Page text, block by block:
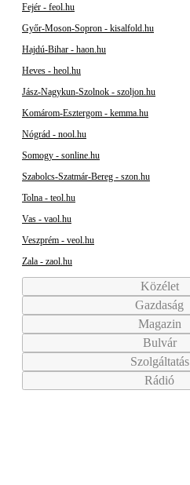
Fejér - feol.hu
Győr-Moson-Sopron - kisalfold.hu
Hajdú-Bihar - haon.hu
Heves - heol.hu
Jász-Nagykun-Szolnok - szoljon.hu
Komárom-Esztergom - kemma.hu
Nógrád - nool.hu
Somogy - sonline.hu
Szabolcs-Szatmár-Bereg - szon.hu
Tolna - teol.hu
Vas - vaol.hu
Veszprém - veol.hu
Zala - zaol.hu
Közélet
Gazdaság
Magazin
Bulvár
Szolgáltatás
Rádió